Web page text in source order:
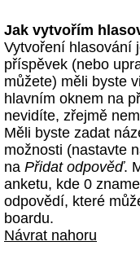
Jak vytvořím
Vytvoření hlasování
příspěvek (nebo
můžete) měli byste
hlavním oknem na
nevidíte, zřejmě
Měli byste zadat
možnosti (nastavte
na Přidat odpověď.
anketu, kde 0
odpovědí, které
boardu.
Návrat nahoru